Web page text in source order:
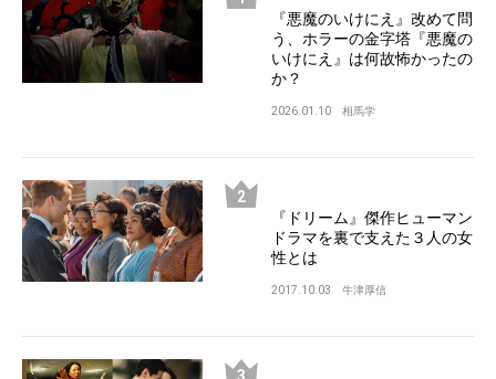
『悪魔のいけにえ』改めて問
う、ホラーの金字塔『悪魔の
いけにえ』は何故怖かったの
か？
2026.01.10 相馬学
『ドリーム』傑作ヒューマン
ドラマを裏で支えた３人の女
性とは
2017.10.03 牛津厚信